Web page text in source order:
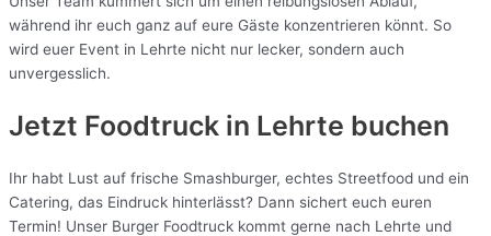
während ihr euch ganz auf eure Gäste konzentrieren könnt. So
wird euer Event in Lehrte nicht nur lecker, sondern auch
unvergesslich.
Jetzt Foodtruck in Lehrte buchen
Ihr habt Lust auf frische Smashburger, echtes Streetfood und ein
Catering, das Eindruck hinterlässt? Dann sichert euch euren
Termin! Unser Burger Foodtruck kommt gerne nach Lehrte und